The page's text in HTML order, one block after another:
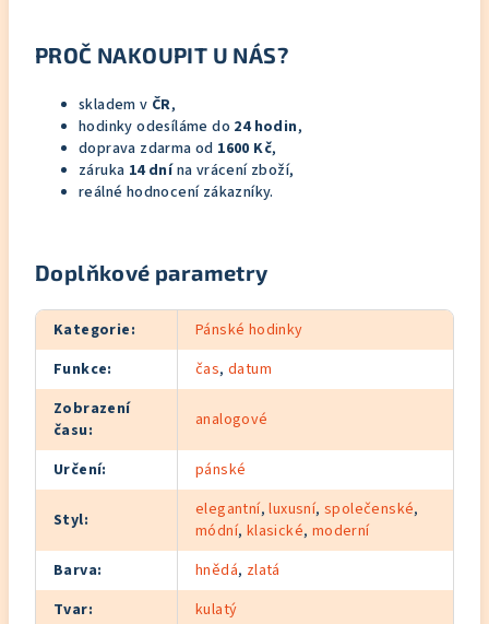
PROČ NAKOUPIT U NÁS?
skladem v ČR,
hodinky odesíláme do 24 hodin,
doprava zdarma od 1600 Kč,
záruka 14 dnína vrácení zboží,
reálné hodnocení zákazníky.
Doplňkové parametry
Kategorie:
Pánské hodinky
Funkce: čas,datum
Zobrazení
času: analogové
Určení: pánské
Styl: elegantní,luxusní,společenské,
módní, klasické, moderní
Barva: hnědá, zlatá
Tvar:
kulatý